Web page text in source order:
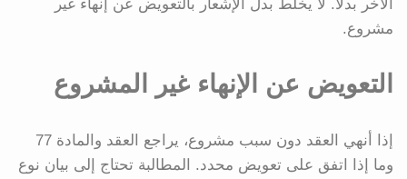
الآخر بدلًا. لا يخلط بدل الإشعار بالتعويض عن إنهاء غير
مشروع.
التعويض عن الإنهاء غير المشروع
إذا أنهي العقد دون سبب مشروع، يراجع العقد والمادة 77
وما إذا اتفق على تعويض محدد. المطالبة تحتاج إلى بيان نوع